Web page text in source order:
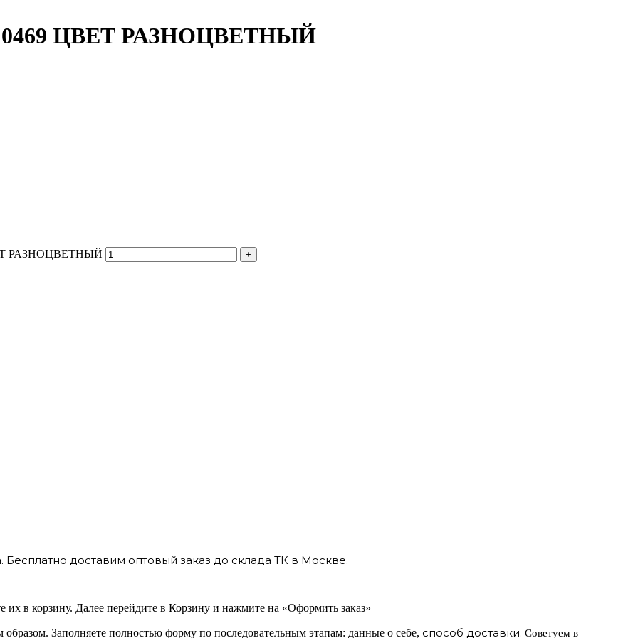
ЦВЕТ РАЗНОЦВЕТНЫЙ
РАЗНОЦВЕТНЫЙ
доставим оптовый заказ до склада ТК в Москве.
в корзину. Далее перейдите в Корзину и нажмите на «Оформить заказ»
Заполняете полностью форму по последовательным этапам: данные о себе, способ доставки. Советуем в